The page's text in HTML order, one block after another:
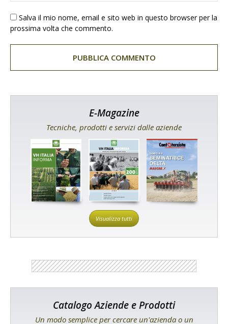
Salva il mio nome, email e sito web in questo browser per la
prossima volta che commento.
E-Magazine
Tecniche, prodotti e servizi dalle aziende
Visualizza tutti
Catalogo Aziende e Prodotti
Un modo semplice per cercare un'azienda o un